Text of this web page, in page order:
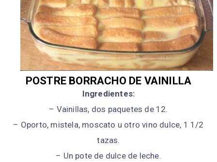
POSTRE BORRACHO DE VAINILLA
Ingredientes:
– Vainillas, dos paquetes de 12.
– Oporto, mistela, moscato u otro vino dulce, 1 1/2
tazas.
– Un pote de dulce de leche.